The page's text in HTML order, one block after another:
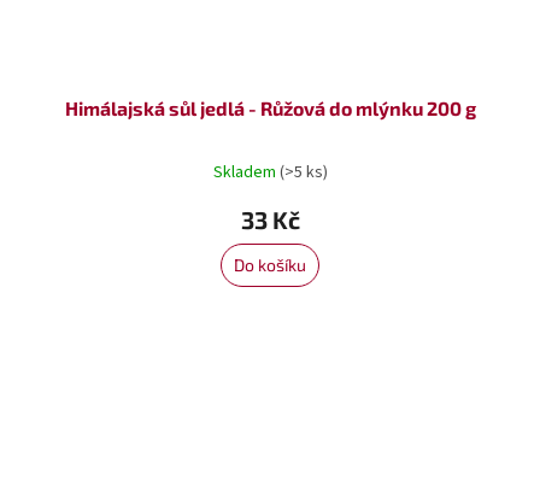
Himálajská sůl jedlá - Růžová do mlýnku 200 g
Skladem (>5 ks)
33 Kč
Do košíku